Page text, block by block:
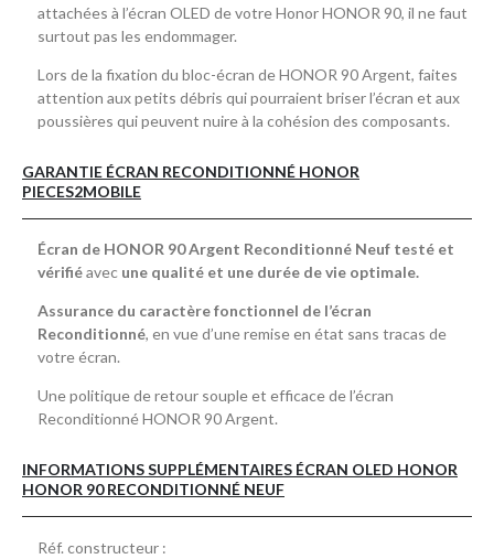
attachées à l’écran OLED de votre Honor HONOR 90, il ne faut
surtout pas les endommager.
Lors de la fixation du bloc-écran de HONOR 90 Argent, faites
attention aux petits débris qui pourraient briser l’écran et aux
poussières qui peuvent nuire à la cohésion des composants.
GARANTIE ÉCRAN RECONDITIONNÉ HONOR
PIECES2MOBILE
Écran de HONOR 90 Argent Reconditionné Neuf testé et
vérifiéavec une qualité et une durée de vie optimale.
Assurance du caractère fonctionnel de l’écran
Reconditionné, en vue d’une remise en état sans tracas de
votre écran.
Une politique de retour souple et efficace de l’écran
Reconditionné HONOR 90 Argent.
INFORMATIONS SUPPLÉMENTAIRES ÉCRAN OLED HONOR
HONOR 90 RECONDITIONNÉ NEUF
Réf. constructeur :